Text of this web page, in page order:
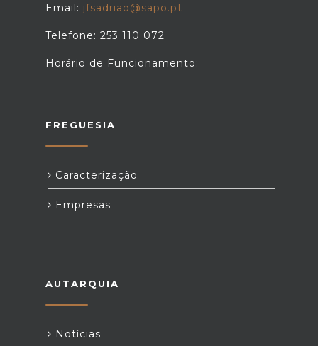
Email: jfsadriao@sapo.pt
Telefone: 253 110 072
Horário de Funcionamento:
FREGUESIA
Caracterização
Empresas
AUTARQUIA
Notícias